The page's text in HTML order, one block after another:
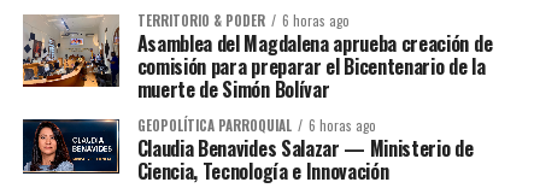
TERRITORIO & PODER 6 horas ago
Asamblea del Magdalena aprueba creación de
comisión para preparar el Bicentenario de la
muerte de Simón Bolívar
GEOPOLÍTICA PARROQUIAL 6 horas ago
Claudia Benavides Salazar — Ministerio de
Ciencia, Tecnología e Innovación